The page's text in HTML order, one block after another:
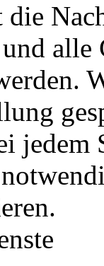
jedem